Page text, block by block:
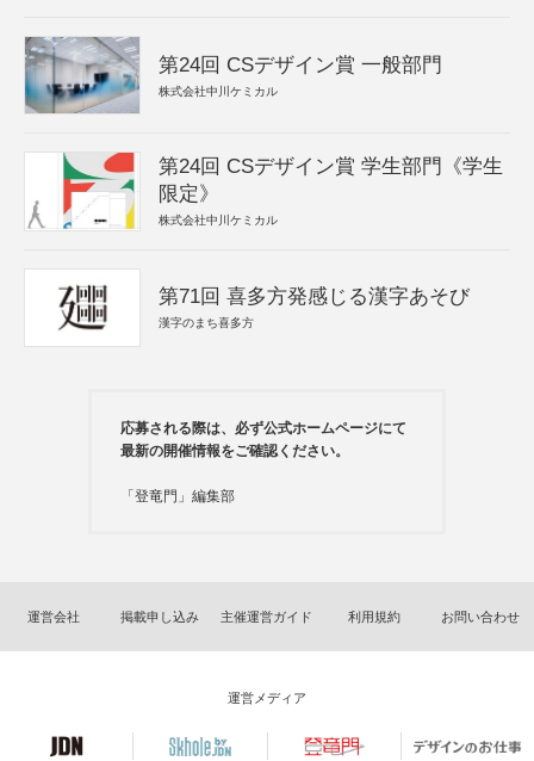
第24回 CSデザイン賞 一般部門
株式会社中川ケミカル
第24回 CSデザイン賞 学生部門《学生
限定》
株式会社中川ケミカル
第71回 喜多方発感じる漢字あそび
漢字のまち喜多方
応募される際は、必ず公式ホームページにて
最新の開催情報をご確認ください。
「登竜門」編集部
運営会社 掲載申し込み 主催運営ガイド 利用規約 お問い合わせ
運営メディア